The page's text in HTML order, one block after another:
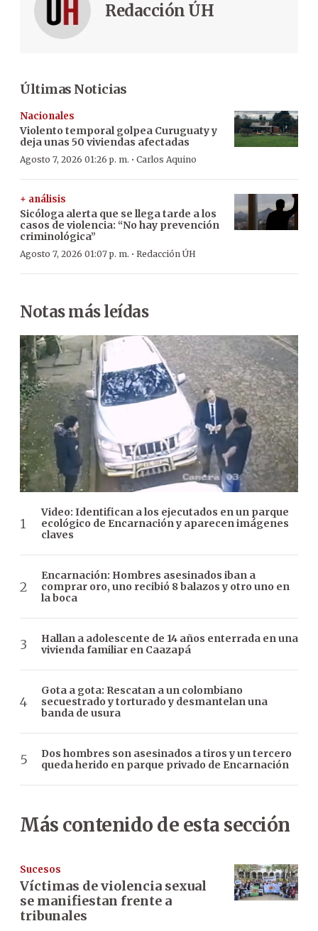
Redacción ÚH
Últimas Noticias
Nacionales
Violento temporal golpea Curuguaty y
deja unas 50 viviendas afectadas
Agosto 7, 2026 01:26 p. m. · Carlos Aquino
+ análisis
Sicóloga alerta que se llega tarde a los
casos de violencia: “No hay prevención
criminológica”
Agosto 7, 2026 01:07 p. m. · Redacción ÚH
Notas más leídas
Video: Identifican a los ejecutados en un parque
ecológico de Encarnación y aparecen imágenes
claves
Encarnación: Hombres asesinados iban a
comprar oro, uno recibió 8 balazos y otro uno en
la boca
Hallan a adolescente de 14 años enterrada en una
vivienda familiar en Caazapá
Gota a gota: Rescatan a un colombiano
secuestrado y torturado y desmantelan una
banda de usura
Dos hombres son asesinados a tiros y un tercero
queda herido en parque privado de Encarnación
Más contenido de esta sección
Sucesos
Víctimas de violencia sexual
se manifiestan frente a
tribunales